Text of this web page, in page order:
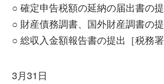
○ 確定申告税額の延納の届出書の提
○ 財産債務調書、国外財産調書の
○ 総収入金額報告書の提出［税務署
3月31日